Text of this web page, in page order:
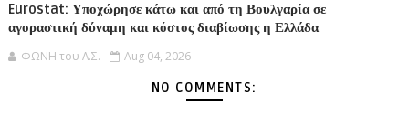
Eurostat: Υποχώρησε κάτω και από τη Βουλγαρία σε
αγοραστική δύναμη και κόστος διαβίωσης η Ελλάδα
ΦΩΝΗ του Λ.Σ. Aug 04, 2026
NO COMMENTS: